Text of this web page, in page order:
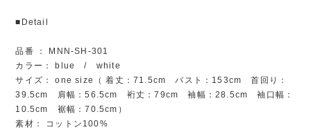
■Detail
品番 ： MNN-SH-301
カラー： blue / white
サイズ： one size（ 着丈：71.5cm バスト：153cm 首回り：
39.5cm 肩幅：56.5cm 裄丈：79cm 袖幅：28.5cm 袖口幅：
10.5cm 裾幅：70.5cm）
素材： コットン100%